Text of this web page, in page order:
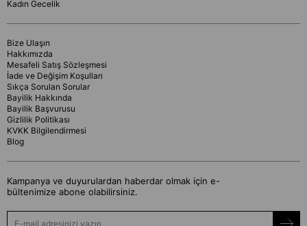
Kadın Gecelik
Bize Ulaşın
Hakkımızda
Mesafeli Satış Sözleşmesi
İade ve Değişim Koşulları
Sıkça Sorulan Sorular
Bayilik Hakkında
Bayilik Başvurusu
Gizlilik Politikası
KVKK Bilgilendirmesi
Blog
Kampanya ve duyurulardan haberdar olmak için e-
bültenimize abone olabilirsiniz.